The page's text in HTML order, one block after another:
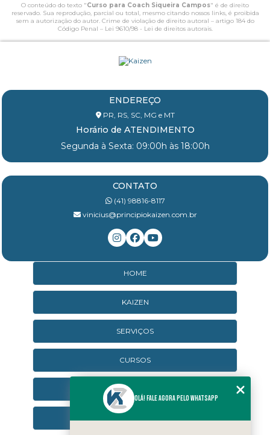
O conteúdo do texto "Curso para Coach Siqueira Campos" é de direito
reservado. Sua reprodução, parcial ou total, mesmo citando nossos links, é proibida
sem a autorização do autor. Crime de violação de direito autoral – artigo 184 do
Código Penal – Lei 9610/98 - Lei de direitos autorais.
ENDEREÇO
PR, RS, SC, MG e MT
Horário de ATENDIMENTO
Segunda à Sexta: 09:00h às 18:00h
CONTATO
(41) 98816-8117
vinicius@principiokaizen.com.br
HOME
KAIZEN
SERVIÇOS
CURSOS
CURSOS ONLINE
Olá! Fale agora pelo WhatsApp